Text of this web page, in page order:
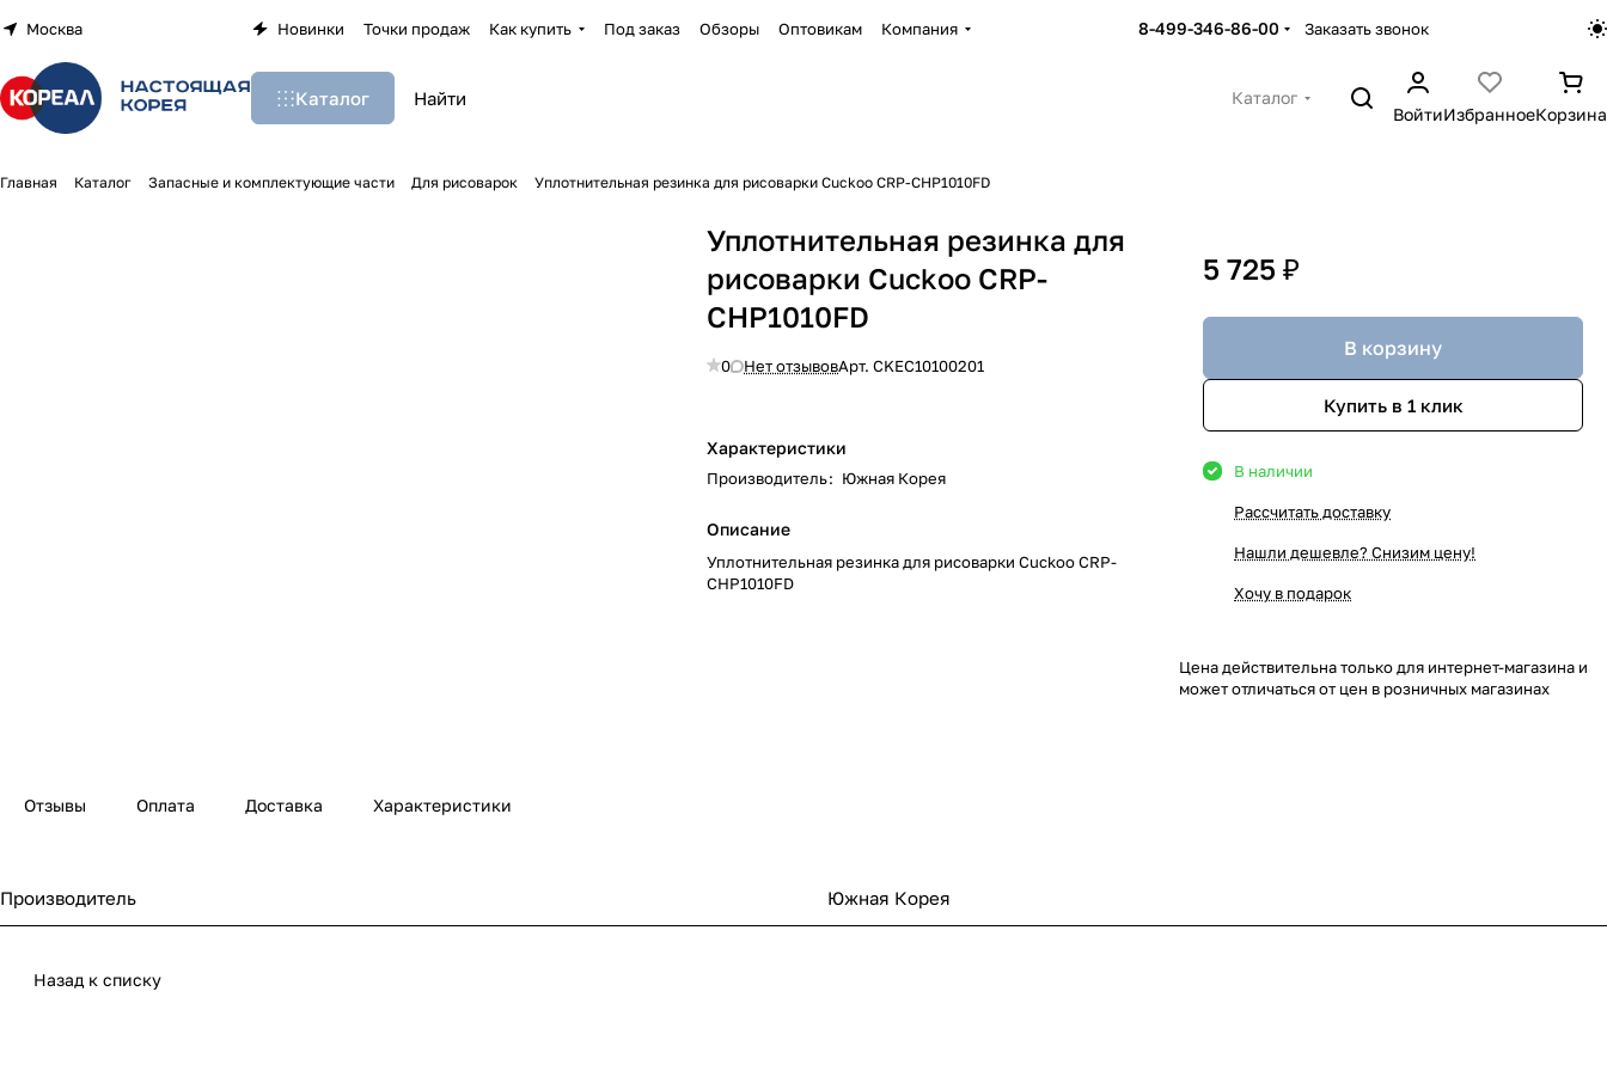
Москва Новинки Точки продаж Как купить Под заказ Обзоры Оптовикам Компания 8-499-346-86-00 Заказать звонок
Каталог
Каталог
ВойтиИзбранноеКорзина
Главная Каталог Запасные и комплектующие части Для рисоварок Уплотнительная резинка для рисоварки Cuckoo CRP-CHP1010FD
Уплотнительная резинка для
рисоварки Cuckoo CRP-
CHP1010FD
0 Нет отзывовАрт.CKEC10100201
Характеристики
Производитель: Южная Корея
Описание
Уплотнительная резинка для рисоварки Cuckoo CRP-
CHP1010FD
5 725 ₽
В корзину
Купить в 1 клик
В наличии
Рассчитать доставку
Нашли дешевле? Снизим цену!
Хочу в подарок
Цена действительна только для интернет-магазина и
может отличаться от цен в розничных магазинах
Отзывы Оплата Доставка Характеристики
Производитель Южная Корея
Назад к списку